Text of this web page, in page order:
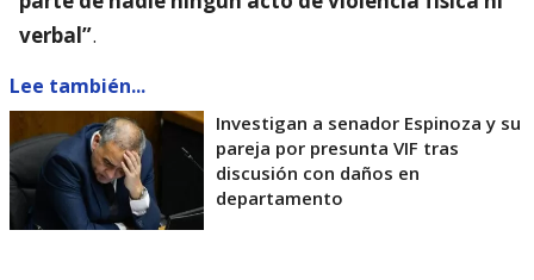
verbal”.
Lee también...
Investigan a senador Espinoza y su
pareja por presunta VIF tras
discusión con daños en
departamento